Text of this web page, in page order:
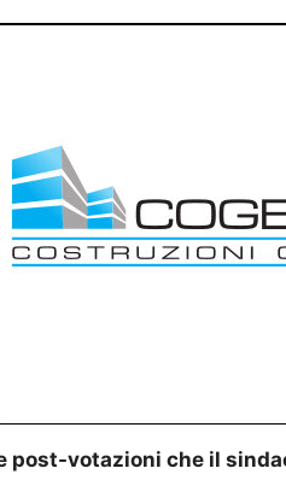
post-votazioni che il